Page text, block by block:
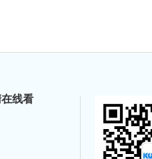
线看